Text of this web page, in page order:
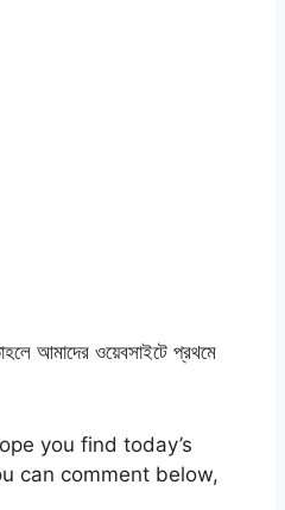
আমাদের ওয়েবসাইটে প্রথমে
you find today’s
can comment below,